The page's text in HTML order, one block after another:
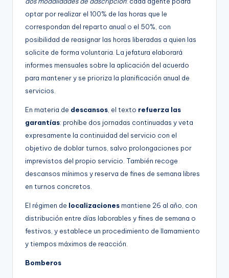
optar por realizar el 100% de las horas que le
correspondan del reparto anual o el 50%, con
posibilidad de reasignar las horas liberadas a quien las
solicite de forma voluntaria. La jefatura elaborará
informes mensuales sobre la aplicación del acuerdo
para mantener y se prioriza la planificación anual de
servicios.
En materia de descansos, el texto refuerza las
garantías: prohíbe dos jornadas continuadas y veta
expresamente la continuidad del servicio con el
objetivo de doblar turnos, salvo prolongaciones por
imprevistos del propio servicio. También recoge
descansos mínimos y reserva de fines de semana libres
en turnos concretos.
El régimen de localizaciones mantiene 26 al año, con
distribución entre días laborables y fines de semana o
festivos, y establece un procedimiento de llamamiento
y tiempos máximos de reacción.
Bomberos